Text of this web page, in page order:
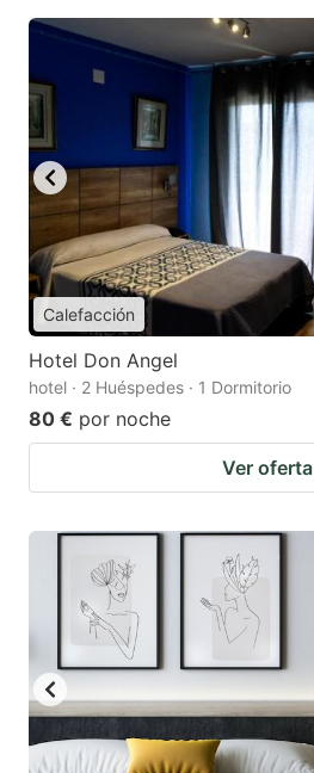
Calefacción
Hotel Don Angel
hotel · 2 Huéspedes · 1 Dormitorio
80 € por noche
Ver oferta